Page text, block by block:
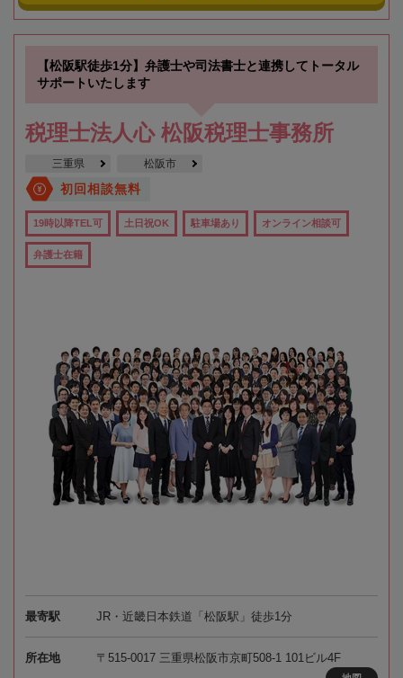
【松阪駅徒歩1分】弁護士や司法書士と連携してトータル
サポートいたします
税理士法人心 松阪税理士事務所
三重県 松阪市
初回相談無料
19時以降TEL可 土日祝OK 駐車場あり オンライン相談可
弁護士在籍
最寄駅 JR・近畿日本鉄道「松阪駅」徒歩1分
所在地 〒515-0017 三重県松阪市京町508-1 101ビル4F